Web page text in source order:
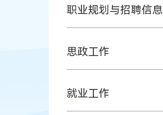
职业规划与招聘信息
思政工作
就业工作